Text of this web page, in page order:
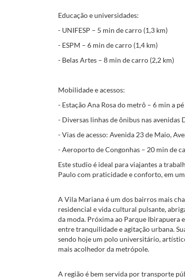
Educação e universidades:
- UNIFESP – 5 min de carro (1,3 km)
- ESPM – 6 min de carro (1,4 km)
- Belas Artes – 8 min de carro (2,2 km)
Mobilidade e acessos:
- Estação Ana Rosa do metrô – 6 min a
- Diversas linhas de ônibus nas
- Vias de acesso: Avenida 23 de Maio,
- Aeroporto de Congonhas – 20 min de
Este studio é ideal para viajantes a
Paulo com praticidade e conforto, em
A Vila Mariana é um dos bairros mais
residencial e vida cultural pulsante,
da moda. Próxima ao Parque Ibirapuera
entre tranquilidade e agitação urbana.
sendo hoje um polo universitário,
mais acolhedor da metrópole.
A região é bem servida por transporte